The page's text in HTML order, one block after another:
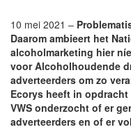
10 mei 2021 –
Daarom ambieert het
alcoholmarketing hier
voor Alcoholhoudende
adverteerders om zo
Ecorys heeft in opdracht
VWS onderzocht of er
adverteerders en of er